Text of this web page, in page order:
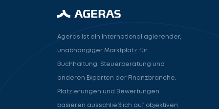
Ageras ist ein international agierender,
unabhängiger Marktplatz für
Buchhaltung, Steuerberatung und
anderen Experten der Finanzbranche.
Platzierungen und Bewertungen
basieren ausschließlich auf objektiven